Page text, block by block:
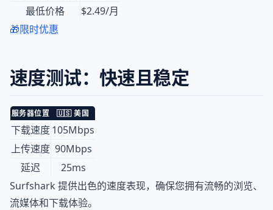
最低价格
$2.49/月
🎁限时优惠
速度测试：快速且稳定
服务器位置 🇺🇸 美国
下载速度105Mbps
上传速度 90Mbps
延迟
25ms
Surfshark 提供出色的速度表现，确保您拥有流畅的浏览、
流媒体和下载体验。